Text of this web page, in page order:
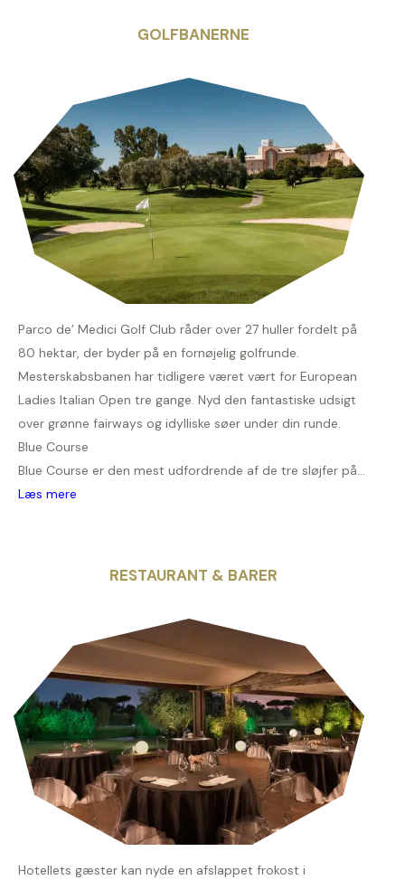
GOLFBANERNE
Parco de’ Medici Golf Club råder over 27 huller fordelt på
80 hektar, der byder på en fornøjelig golfrunde.
Mesterskabsbanen har tidligere været vært for European
Ladies Italian Open tre gange. Nyd den fantastiske udsigt
over grønne fairways og idylliske søer under din runde.
Blue Course
Blue Course er den mest udfordrende af de tre sløjfer på...
Læs mere
RESTAURANT & BARER
Hotellets gæster kan nyde en afslappet frokost i